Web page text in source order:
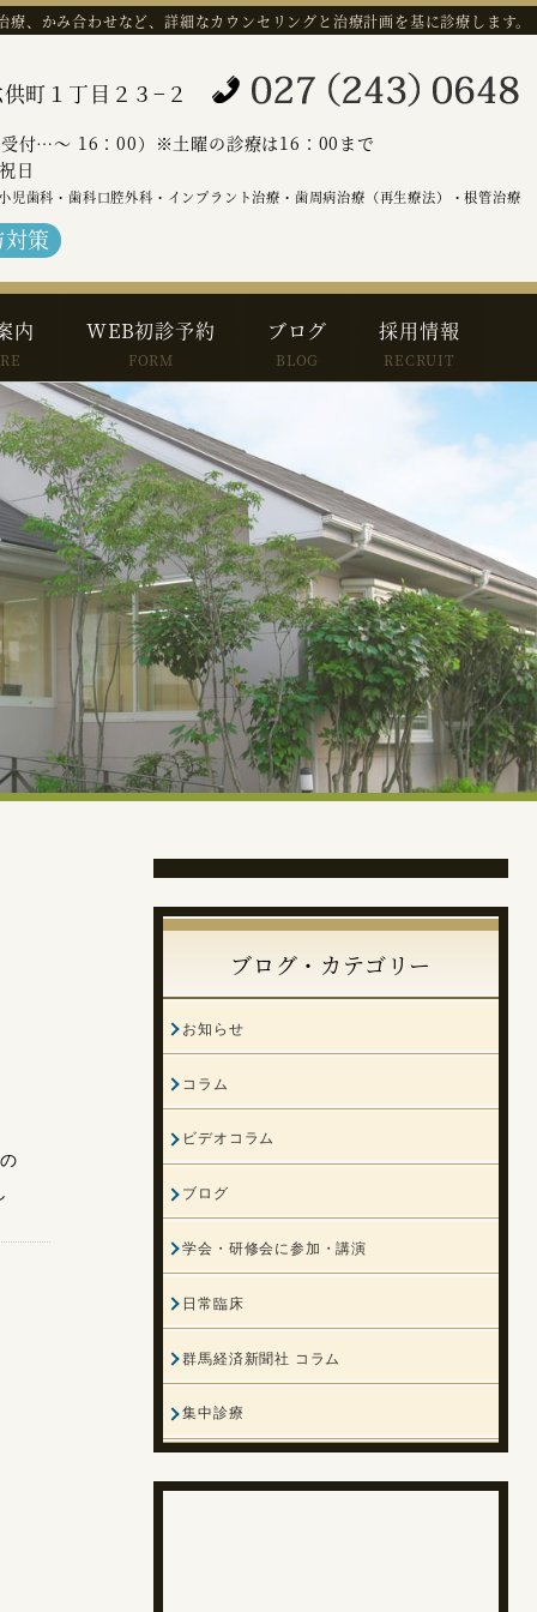
、かみ合わせなど、詳細なカウンセリングと治療計画を基に診療します。
町１丁目２３−２
付…～ 16：00）※土曜の診療は16：00まで
日
児歯科・歯科口腔外科・インプラント治療・歯周病治療（再生療法）・根管治療
策
内 WEB初診予約
FORM
ブログ
BLOG
採用情報
RECRUIT
ブログ・カテゴリー
お知らせ
コラム
ビデオコラム
ブログ
学会・研修会に参加・講演
日常臨床
群馬経済新聞社 コラム
集中診療